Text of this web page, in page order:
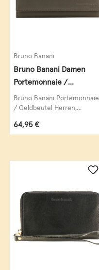
Bruno Banani
Bruno Banani Damen
Portemonnaie /
Geldbeutel Damen,
Datenschutz Geldbörse
RFID Blocker,
Querformat, echt Leder,
Bruno Banani Portemonnaie
/ Geldbeutel Herren,
Blocker, Hochformat, echt...
Regulärer Preis:
64,95 €